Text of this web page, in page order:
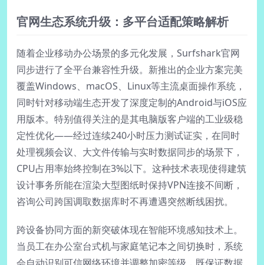
官网生态系统升级：多平台适配策略解析
随着企业移动办公场景的多元化发展，Surfshark官网
同步进行了全平台兼容性升级。新推出的企业方案完美
覆盖Windows、macOS、Linux等主流桌面操作系统，
同时针对移动端生态开发了深度定制的Android与iOS应
用版本。特别值得关注的是其电脑版客户端的工业级稳
定性优化——经过连续240小时压力测试证实，在同时
处理视频会议、大文件传输与实时数据同步的场景下，
CPU占用率始终控制在3%以下。这种技术表现使得建筑
设计事务所能在渲染大型图纸时保持VPN连接不间断，
咨询公司跨国调取数据库时不再遭遇突然断线困扰。
跨设备协同方面的新突破体现在智能环境感知技术上。
当员工在办公室台式机与家庭笔记本之间切换时，系统